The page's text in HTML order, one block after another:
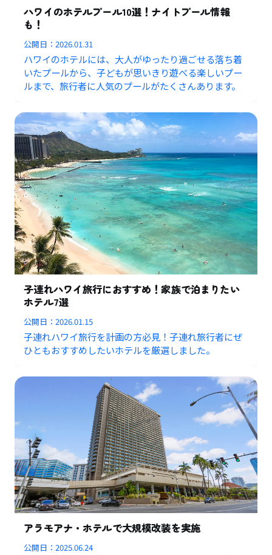
ハワイのホテルプール10選！ナイトプール情報
も！
公開日：2026.01.31
ハワイのホテルには、大人がゆったり過ごせる落ち着
いたプールから、子どもが思いきり遊べる楽しいプー
ルまで、旅行者に人気のプールがたくさんあります。
子連れハワイ旅行におすすめ！家族で泊まりたい
ホテル7選
公開日：2026.01.15
子連れハワイ旅行を計画の方必見！子連れ旅行者にぜ
ひともおすすめしたいホテルを厳選しました。
アラモアナ・ホテルで大規模改装を実施
公開日：2025.06.24